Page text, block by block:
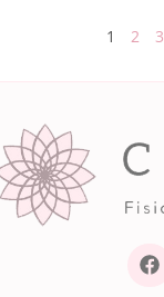
1 2 3